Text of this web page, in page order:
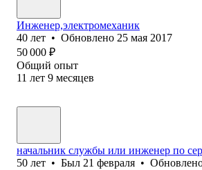
Инженер,электромеханик
40 лет • Обновлено 25 мая 2017
50 000 ₽
Общий опыт
11 лет 9 месяцев
начальник службы или инженер по
50 лет • Был 21 февраля •